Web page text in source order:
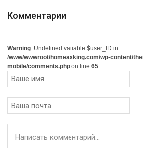
Комментарии
Warning: Undefined variable $user_ID in
/www/wwwroot/homeasking.com/wp-content/
mobile/comments.php on line 65